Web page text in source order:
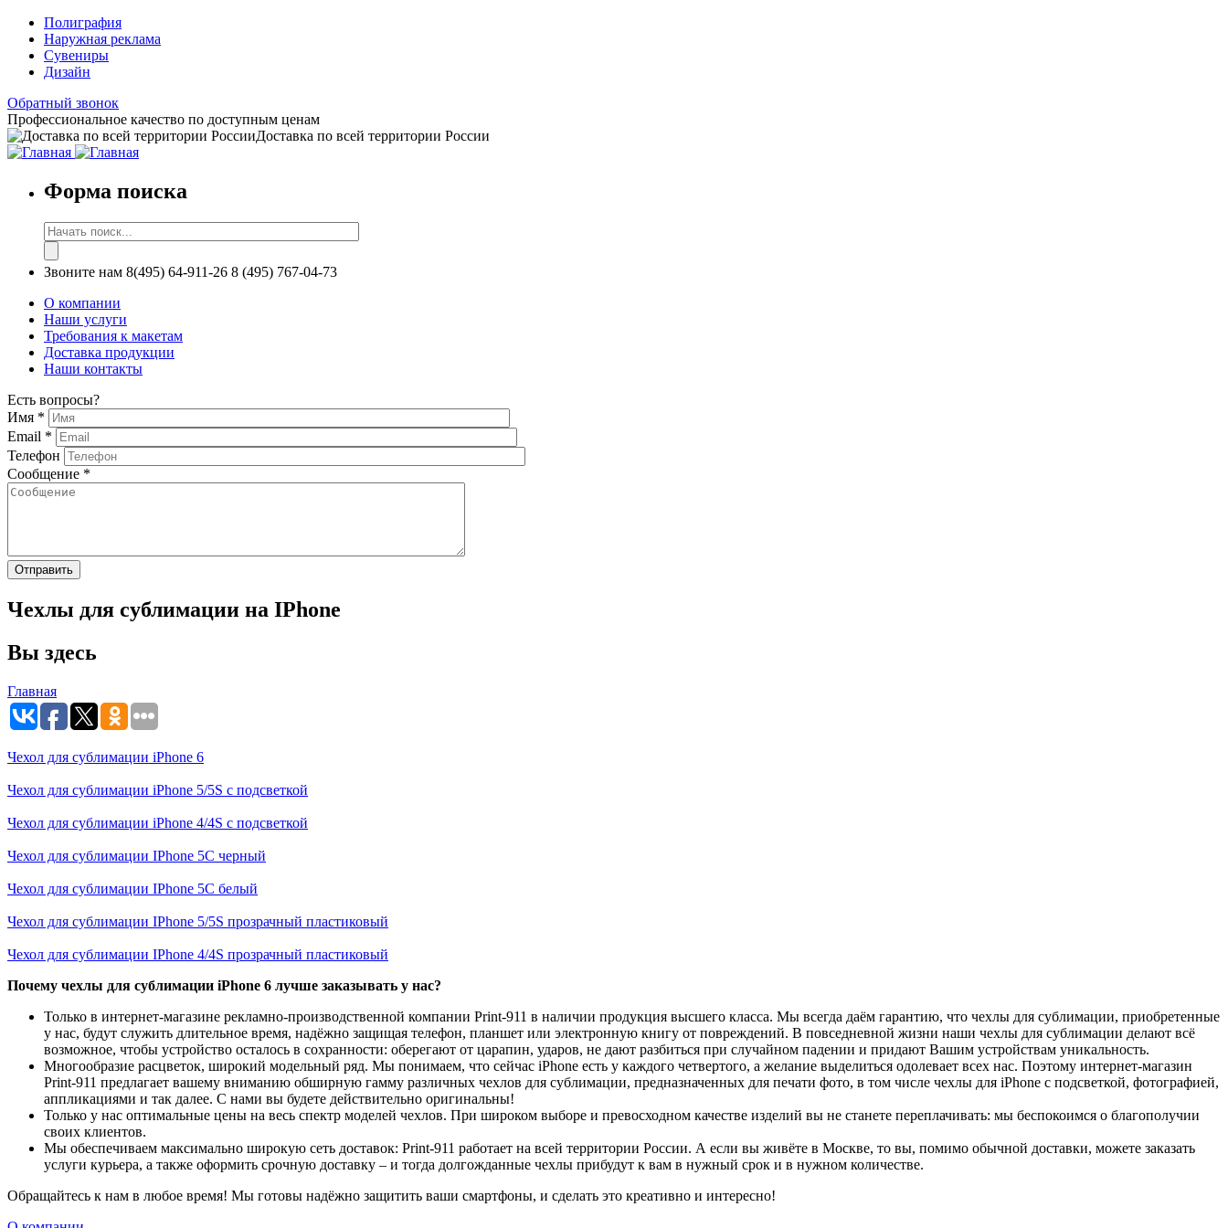
Полиграфия
Наружная реклама
Сувениры
Дизайн
Обратный звонок
Профессиональное качество по доступным ценам
Доставка по всей территории России
Форма поиска
Звоните нам 8(495) 64-911-26 8 (495) 767-04-73
О компании
Наши услуги
Требования к макетам
Доставка продукции
Наши контакты
Есть вопросы?
Имя *
Email *
Телефон
Сообщение *
Чехлы для сублимации на IPhone
Вы здесь
Главная
Чехол для сублимации iPhone 6
Чехол для сублимации iPhone 5/5S с подсветкой
Чехол для сублимации iPhone 4/4S с подсветкой
Чехол для сублимации IPhone 5C черный
Чехол для сублимации IPhone 5C белый
Чехол для сублимации IPhone 5/5S прозрачный пластиковый
Чехол для сублимации IPhone 4/4S прозрачный пластиковый
Почему чехлы для сублимации iPhone 6 лучше заказывать у нас?
Только в интернет-магазине рекламно-производственной компании Print-911 в наличии продукция высшего класса. Мы всегда даём гарантию, что чехлы для сублимации, приобретенные
у нас, будут служить длительное время, надёжно защищая телефон, планшет или электронную книгу от повреждений. В повседневной жизни наши чехлы для сублимации делают всё
возможное, чтобы устройство осталось в сохранности: оберегают от царапин, ударов, не дают разбиться при случайном падении и придают Вашим устройствам уникальность.
Многообразие расцветок, широкий модельный ряд. Мы понимаем, что сейчас iPhone есть у каждого четвертого, а желание выделиться одолевает всех нас. Поэтому интернет-магазин
Print-911 предлагает вашему вниманию обширную гамму различных чехлов для сублимации, предназначенных для печати фото, в том числе чехлы для iPhone с подсветкой, фотографией,
аппликациями и так далее. С нами вы будете действительно оригинальны!
Только у нас оптимальные цены на весь спектр моделей чехлов. При широком выборе и превосходном качестве изделий вы не станете переплачивать: мы беспокоимся о благополучии
своих клиентов.
Мы обеспечиваем максимально широкую сеть доставок: Print-911 работает на всей территории России. А если вы живёте в Москве, то вы, помимо обычной доставки, можете заказать
услуги курьера, а также оформить срочную доставку – и тогда долгожданные чехлы прибудут к вам в нужный срок и в нужном количестве.
Обращайтесь к нам в любое время! Мы готовы надёжно защитить ваши смартфоны, и сделать это креативно и интересно!